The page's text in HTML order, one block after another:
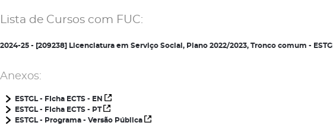
Lista de Cursos com FUC:
2024-25 - [209238] Licenciatura em Serviço Social, Plano 2022/2023, Tronco comum -
Anexos:
ESTGL - FIcha ECTS - EN
ESTGL - FIcha ECTS - PT
ESTGL - Programa - Versão Pública